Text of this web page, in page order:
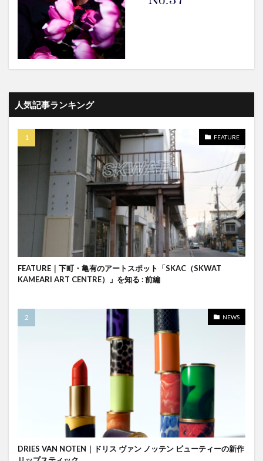
人気記事ランキング
FEATURE
FEATURE｜下町・亀有のアートスポット「SKAC（SKWAT
KAMEARI ART CENTRE）」を知る : 前編
NEWS
DRIES VAN NOTEN｜ドリス ヴァン ノッテン ビューティーの新作